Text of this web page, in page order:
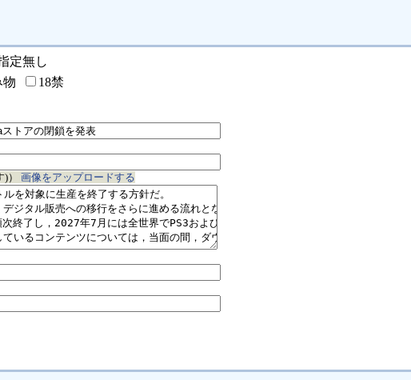
定無し
物 18禁
） 画像をアップロードする